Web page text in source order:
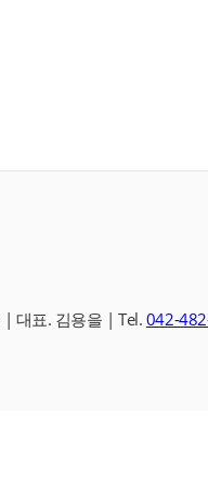
| 대표. 김용을 |Tel. 042-